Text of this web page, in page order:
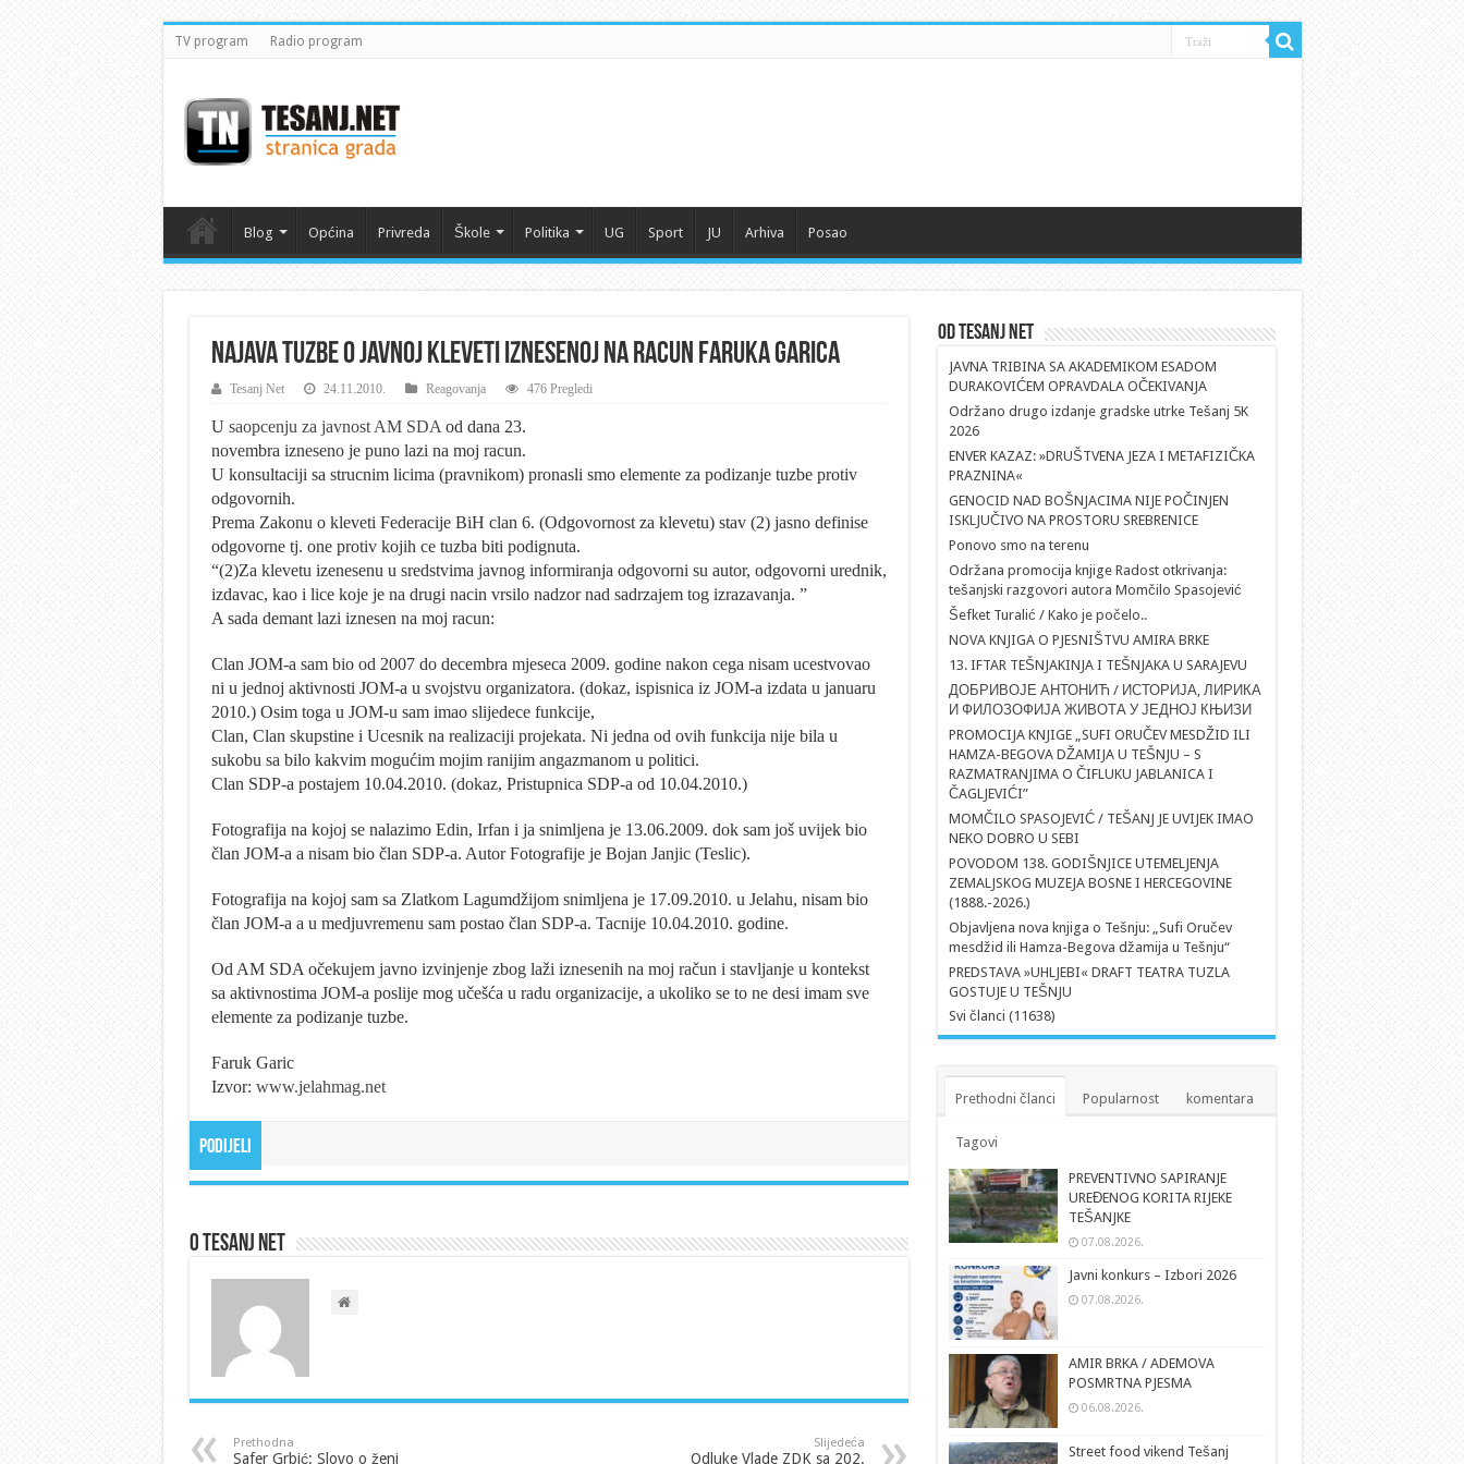
TV program Radio program
Blog Općina Privreda Škole Politika UG Sport JU Arhiva Posao
Najava tuzbe o javnoj kleveti iznesenoj na racun Faruka Garica
Tesanj Net 24.11.2010. Reagovanja 476 Pregledi
U saopcenju za javnost AM SDA od dana 23.
novembra izneseno je puno lazi na moj racun.
U konsultaciji sa strucnim licima (pravnikom) pronasli smo elemente za podizanje tuzbe protiv
odgovornih.
Prema Zakonu o kleveti Federacije BiH clan 6. (Odgovornost za klevetu) stav (2) jasno definise
odgovorne tj. one protiv kojih ce tuzba biti podignuta.
“(2)Za klevetu izenesenu u sredstvima javnog informiranja odgovorni su autor, odgovorni urednik,
izdavac, kao i lice koje je na drugi nacin vrsilo nadzor nad sadrzajem tog izrazavanja. ”
A sada demant lazi iznesen na moj racun:
Clan JOM-a sam bio od 2007 do decembra mjeseca 2009. godine nakon cega nisam ucestvovao
ni u jednoj aktivnosti JOM-a u svojstvu organizatora. (dokaz, ispisnica iz JOM-a izdata u januaru
2010.) Osim toga u JOM-u sam imao slijedece funkcije,
Clan, Clan skupstine i Ucesnik na realizaciji projekata. Ni jedna od ovih funkcija nije bila u
sukobu sa bilo kakvim mogućim mojim ranijim angazmanom u politici.
Clan SDP-a postajem 10.04.2010. (dokaz, Pristupnica SDP-a od 10.04.2010.)
Fotografija na kojoj se nalazimo Edin, Irfan i ja snimljena je 13.06.2009. dok sam još uvijek bio
član JOM-a a nisam bio član SDP-a. Autor Fotografije je Bojan Janjic (Teslic).
Fotografija na kojoj sam sa Zlatkom Lagumdžijom snimljena je 17.09.2010. u Jelahu, nisam bio
član JOM-a a u medjuvremenu sam postao član SDP-a. Tacnije 10.04.2010. godine.
Od AM SDA očekujem javno izvinjenje zbog laži iznesenih na moj račun i stavljanje u kontekst
sa aktivnostima JOM-a poslije mog učešća u radu organizacije, a ukoliko se to ne desi imam sve
elemente za podizanje tuzbe.
Faruk Garic
Izvor: www.jelahmag.net
Podijeli
O Tesanj Net
Prethodna
Safer Grbić: Slovo o ženi
Slijedeća
Odluke Vlade ZDK sa 202.
Od Tesanj Net
JAVNA TRIBINA SA AKADEMIKOM ESADOM
DURAKOVIĆEM OPRAVDALA OČEKIVANJA
Održano drugo izdanje gradske utrke Tešanj 5K
2026
ENVER KAZAZ: »DRUŠTVENA JEZA I METAFIZIČKA
PRAZNINA«
GENOCID NAD BOŠNJACIMA NIJE POČINJEN
ISKLJUČIVO NA PROSTORU SREBRENICE
Ponovo smo na terenu
Održana promocija knjige Radost otkrivanja:
tešanjski razgovori autora Momčilo Spasojević
Šefket Turalić / Kako je počelo..
NOVA KNJIGA O PJESNIŠTVU AMIRA BRKE
13. IFTAR TEŠNJAKINJA I TEŠNJAKA U SARAJEVU
ДОБРИВОЈЕ АНТОНИЋ / ИСТОРИЈА, ЛИРИКА
И ФИЛОЗОФИЈА ЖИВОТА У ЈЕДНОЈ КЊИЗИ
PROMOCIJA KNJIGE „SUFI ORUČEV MESDŽID ILI
HAMZA-BEGOVA DŽAMIJA U TEŠNJU – S
RAZMATRANJIMA O ČIFLUKU JABLANICA I
ČAGLJEVIĆI”
MOMČILO SPASOJEVIĆ / TEŠANJ JE UVIJEK IMAO
NEKO DOBRO U SEBI
POVODOM 138. GODIŠNJICE UTEMELJENJA
ZEMALJSKOG MUZEJA BOSNE I HERCEGOVINE
(1888.-2026.)
Objavljena nova knjiga o Tešnju: „Sufi Oručev
mesdžid ili Hamza-Begova džamija u Tešnju“
PREDSTAVA »UHLJEBI« DRAFT TEATRA TUZLA
GOSTUJE U TEŠNJU
Svi članci (11638)
Prethodni članci Popularnost komentara
Tagovi
PREVENTIVNO SAPIRANJE
UREĐENOG KORITA RIJEKE
TEŠANJKE
07.08.2026.
Javni konkurs – Izbori 2026
07.08.2026.
AMIR BRKA / ADEMOVA
POSMRTNA PJESMA
06.08.2026.
Street food vikend Tešanj